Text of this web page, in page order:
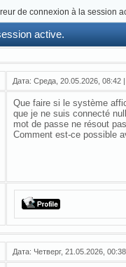
de connexion à la session
active.
Дата: Среда, 20.05.2026,
Que faire si le système
que je ne suis connecté
mot de passe ne résout
Comment est-ce possible
Дата: Четверг, 21.05.2026,